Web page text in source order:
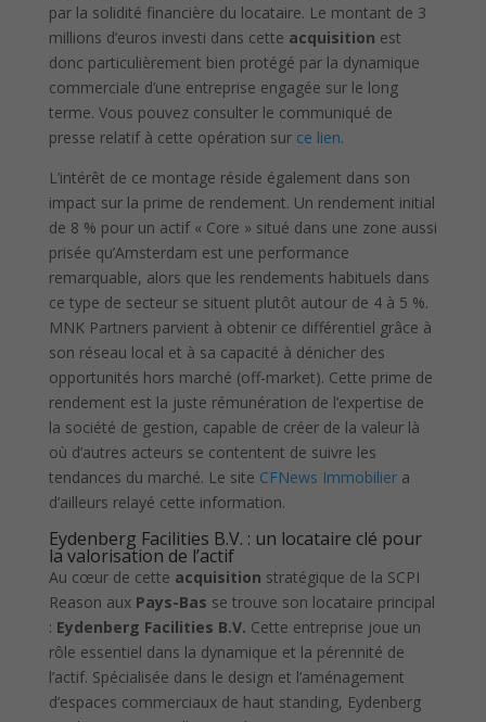
par la solidité financière du locataire. Le montant de 3
millions d’euros investi dans cette acquisition est
donc particulièrement bien protégé par la dynamique
commerciale d’une entreprise engagée sur le long
terme. Vous pouvez consulter le communiqué de
presse relatif à cette opération sur ce lien.
L’intérêt de ce montage réside également dans son
impact sur la prime de rendement. Un rendement initial
de 8 % pour un actif « Core » situé dans une zone aussi
prisée qu’Amsterdam est une performance
remarquable, alors que les rendements habituels dans
ce type de secteur se situent plutôt autour de 4 à 5 %.
MNK Partners parvient à obtenir ce différentiel grâce à
son réseau local et à sa capacité à dénicher des
opportunités hors marché (off-market). Cette prime de
rendement est la juste rémunération de l’expertise de
la société de gestion, capable de créer de la valeur là
où d’autres acteurs se contentent de suivre les
tendances du marché. Le site CFNews Immobiliera
d’ailleurs relayé cette information.
Eydenberg Facilities B.V. : un locataire clé pour
la valorisation de l’actif
Au cœur de cette acquisition stratégique de la SCPI
Reason aux Pays-Bas se trouve son locataire principal
: Eydenberg Facilities B.V. Cette entreprise joue un
rôle essentiel dans la dynamique et la pérennité de
l’actif. Spécialisée dans le design et l’aménagement
d’espaces commerciaux de haut standing, Eydenberg